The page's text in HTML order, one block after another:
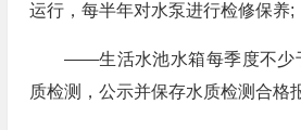
运行，每半年对水泵进行检修保养;
——生活水池水箱每季度不少
质检测，公示并保存水质检测合格